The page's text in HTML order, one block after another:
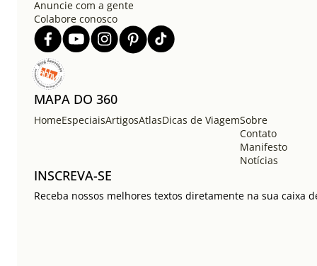
Anuncie com a gente
Colabore conosco
MAPA DO 360
HomeEspeciaisArtigosAtlasDicas de ViagemSobre
Contato
Manifesto
Notícias
INSCREVA-SE
Receba nossos melhores textos diretamente na sua caixa